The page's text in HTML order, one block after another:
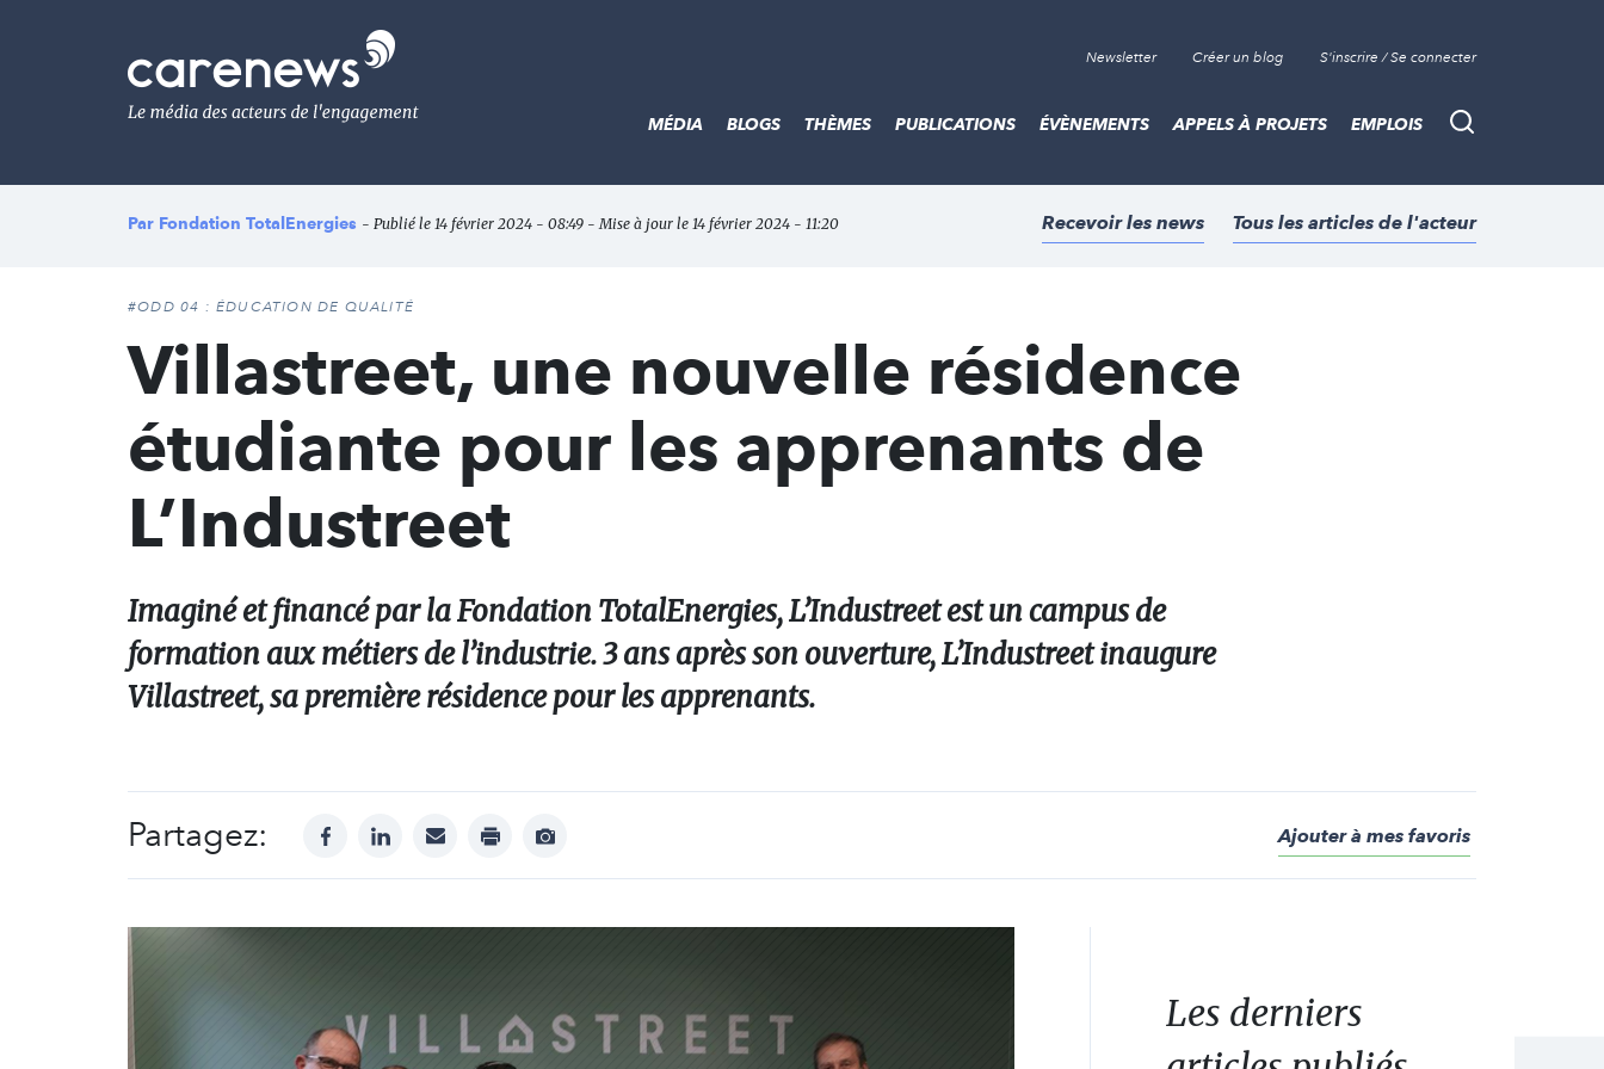
Le
média
de
l'engagement
Newsletter Créer un blog S'inscrire / Se connecter
Recherche
MÉDIA BLOGS THÈMES PUBLICATIONS ÉVÈNEMENTS APPELS À PROJETS EMPLOIS
Par Fondation TotalEnergies - Publié le 14 février 2024 - 08:49 - Mise à jour le 14 février 2024 - 11:20 Recevoir les news Tous les articles de l'acteur
#ODD 04 : ÉDUCATION DE QUALITÉ
Villastreet, une nouvelle résidence
étudiante pour les apprenants de
L’Industreet
Imaginé et financé par la Fondation TotalEnergies, L’Industreet est un campus de
formation aux métiers de l’industrie. 3 ans après son ouverture, L’Industreet inaugure
Villastreet, sa première résidence pour les apprenants.
Partagez: facebooklinkedinmail print
Afficher
Ajouter à mes favoris
Les derniers